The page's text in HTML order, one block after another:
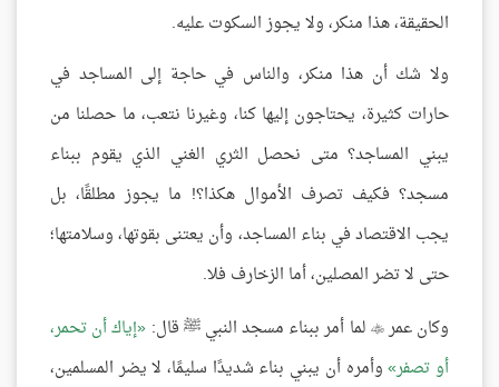
الحقيقة، هذا منكر، ولا يجوز السكوت عليه.
ولا شك أن هذا منكر، والناس في حاجة إلى المساجد في
حارات كثيرة، يحتاجون إليها كنا، وغيرنا نتعب، ما حصلنا من
يبني المساجد؟ متى نحصل الثري الغني الذي يقوم ببناء
مسجد؟ فكيف تصرف الأموال هكذا؟! ما يجوز مطلقًا، بل
يجب الاقتصاد في بناء المساجد، وأن يعتنى بقوتها، وسلامتها؛
حتى لا تضر المصلين، أما الزخارف فلا.
وكان عمر لما أمر ببناء مسجد النبي ﷺ قال: إياك أن تحمر،
أو تصفر وأمره أن يبني بناء شديدًا سليمًا، لا يضر المسلمين،